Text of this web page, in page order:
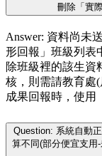
刪除「實
Answer: 資料尚未
形回報」班級列表
除班級裡的該生資
核，則需請教育處
成果回報時，使用
Question: 系統自動
算不同(部分便宜支用